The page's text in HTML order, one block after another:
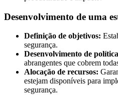
Desenvolvimento de uma
Definição de objetivos:
segurança.
Desenvolvimento de
abrangentes que cobrem
Alocação de recursos:
estejam disponíveis para
segurança.